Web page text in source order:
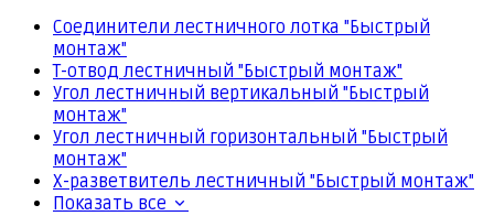
Соединители лестничного лотка "Быстрый
монтаж"
Т-отвод лестничный "Быстрый монтаж"
Угол лестничный вертикальный "Быстрый
монтаж"
Угол лестничный горизонтальный "Быстрый
монтаж"
Х-разветвитель лестничный "Быстрый монтаж"
Показать все